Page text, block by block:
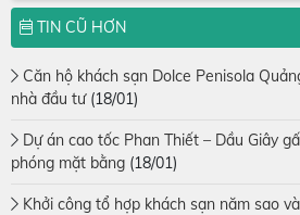
TIN CŨ HƠN
Căn hộ khách sạn Dolce Penisola
nhà đầu tư(18/01)
Dự án cao tốc Phan Thiết – Dầu Giây
phóng mặt bằng (18/01)
Khởi công tổ hợp khách sạn năm sao